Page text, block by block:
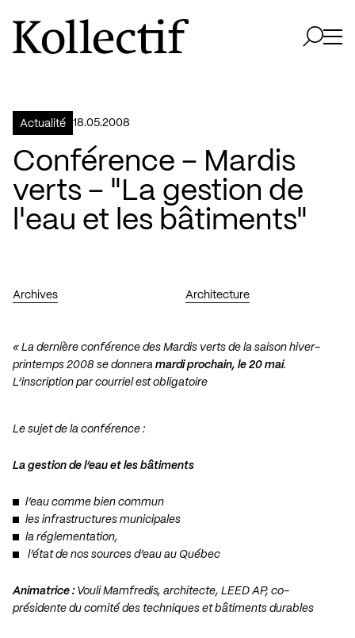
Aller à la page d'accueil
Logo Kollectif
Actualité 18.05.2008
Conférence – Mardis
verts – "La gestion de
l'eau et les bâtiments"
Archives Architecture
« La dernière conférence des Mardis verts de la saison hiver-
printemps 2008 se donnera mardi prochain, le 20 mai.
L’inscription par courriel est obligatoire
Le sujet de la conférence :
La gestion de l’eau et les bâtiments
l’eau comme bien commun
les infrastructures municipales
la réglementation,
l’état de nos sources d’eau au Québec
Animatrice :Vouli Mamfredis, architecte, LEED AP, co-
présidente du comité des techniques et bâtiments durables